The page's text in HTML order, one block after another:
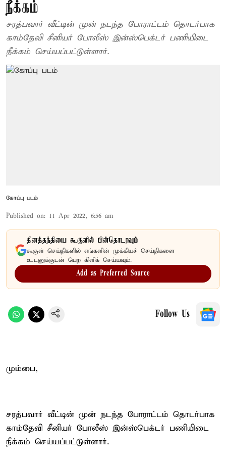
நீக்கம்
சரத்பவார் வீட்டின் முன் நடந்த போராட்டம் தொடர்பாக
காம்தேவி சீனியர் போலீஸ் இன்ஸ்பெக்டர் பணியிடை
நீக்கம் செய்யப்பட்டுள்ளார்.
கோப்பு படம்
Published on: 11 Apr 2022, 6:56 am
தினத்தந்தியை கூகுளில் பின்தொடரவும்
கூகுள் செய்திகளில் எங்களின் முக்கியச் செய்திகளை
உடனுக்குடன் பெற கிளிக் செய்யவும்.
Add as Preferred Source
Follow Us
மும்பை,
சரத்பவார் வீட்டின் முன் நடந்த போராட்டம் தொடர்பாக
காம்தேவி சீனியர் போலீஸ் இன்ஸ்பெக்டர் பணியிடை
நீக்கம் செய்யப்பட்டுள்ளார்.